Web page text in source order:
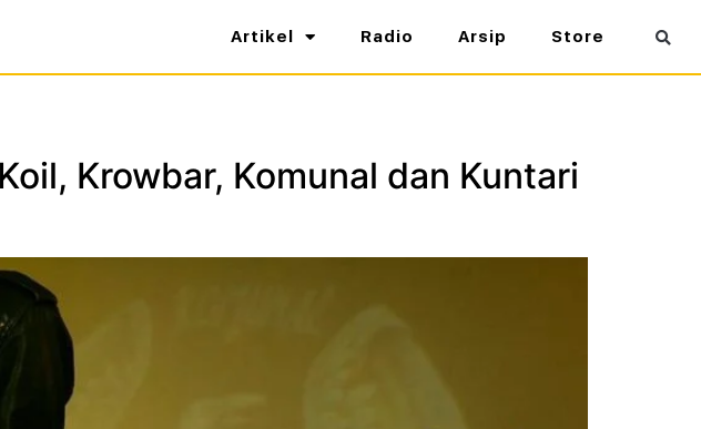
Artikel Radio Arsip Store
Krowbar, Komunal dan Kuntari